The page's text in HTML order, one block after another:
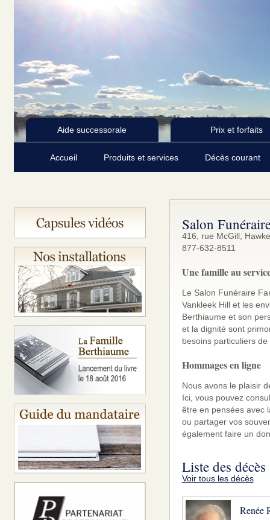
Aide successorale Prix et forfaits
Accueil Produits et services Décès courant
Salon
416, rue McGill,
877-632-8511
Une famille au
Le Salon Funéraire
Vankleek Hill et les
Berthiaume et son
et la dignité sont
besoins particuliers
Hommages en ligne
Nous avons le plaisir
Ici, vous pouvez
être en pensées avec
ou partager vos
également faire un
Liste des décès
Voir tous les décès
Renée